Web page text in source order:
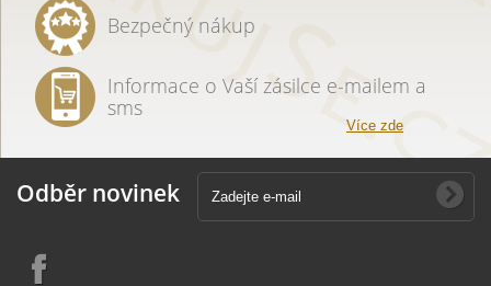
Bezpečný nákup
Informace o Vaší zásilce e-mailem a
sms
Více zde
Odběr novinek